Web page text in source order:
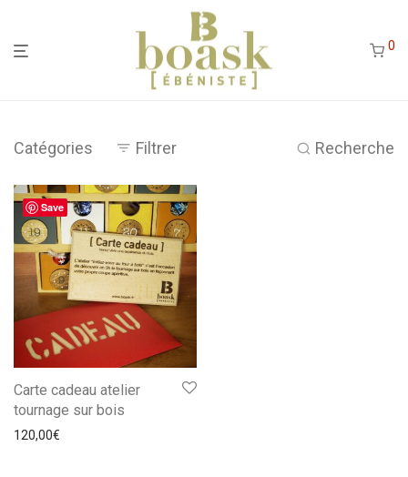
0
Catégories Filtrer Recherche
Save
Carte cadeau atelier
tournage sur bois
120,00€